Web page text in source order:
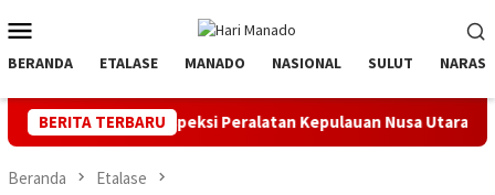
ke
kontenMobile
BERANDA ETALASE MANADO NASIONAL SULUT NARASI
BERITA TERBARU
Inspeksi Peralatan Kepulauan Nusa Utara PLN
Beranda Etalase